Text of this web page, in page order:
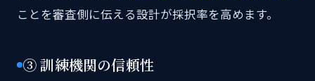
ことを審査側に伝える設計が採択率を高めます。
③ 訓練機関の信頼性